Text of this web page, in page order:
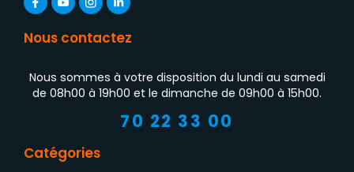
Nous contactez
Nous sommes à votre disposition du lundi au samedi
de 08h00 à 19h00 et le dimanche de 09h00 à 15h00.
70 22 33 00
Catégories